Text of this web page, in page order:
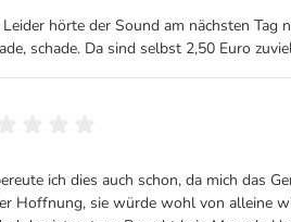
hörte der Sound am nächsten
schade. Da sind selbst 2,50 Euro
ich dies auch schon, da mich das
Hoffnung, sie würde wohl von